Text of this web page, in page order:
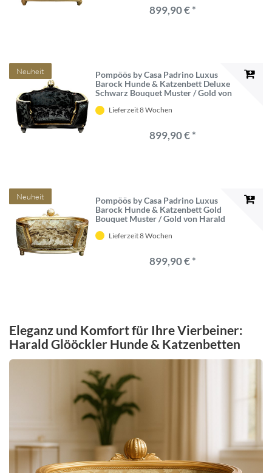
899,90 € *
Neuheit
Pompöös by Casa Padrino Luxus
Barock Hunde & Katzenbett Deluxe
Schwarz Bouquet Muster / Gold von
Lieferzeit 8 Wochen
899,90 € *
Neuheit
Pompöös by Casa Padrino Luxus
Barock Hunde & Katzenbett Gold
Bouquet Muster / Gold von Harald
Lieferzeit 8 Wochen
899,90 € *
Eleganz und Komfort für Ihre Vierbeiner:
Harald Glööckler Hunde & Katzenbetten